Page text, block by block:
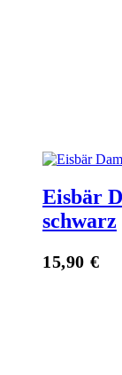
Eisbär
schwarz
15,90 €